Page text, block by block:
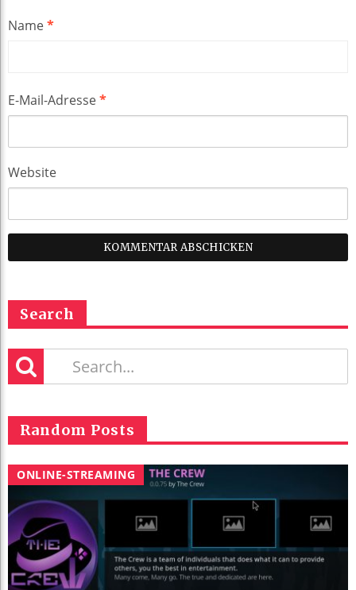
Name*
E-Mail-Adresse*
Website
Search
Random Posts
ONLINE-STREAMING